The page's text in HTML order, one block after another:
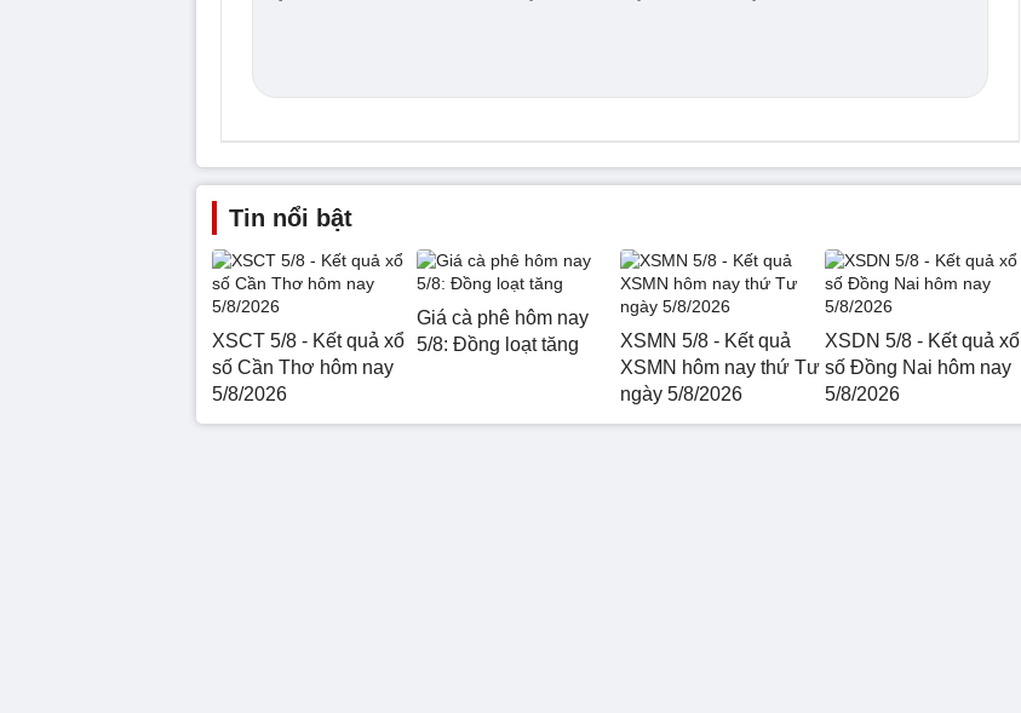
Tin nổi bật
XSCT 5/8 - Kết quả xổ
số Cần Thơ hôm nay
5/8/2026
Giá cà phê hôm nay
5/8: Đồng loạt tăng
XSMN 5/8 - Kết quả
XSMN hôm nay thứ Tư
ngày 5/8/2026
XSDN 5/8 - Kết quả xổ
số Đồng Nai hôm nay
5/8/2026